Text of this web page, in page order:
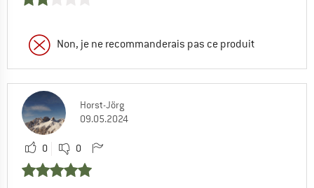
Non, je ne recommanderais pas ce produit
Horst-Jörg
09.05.2024
0 0